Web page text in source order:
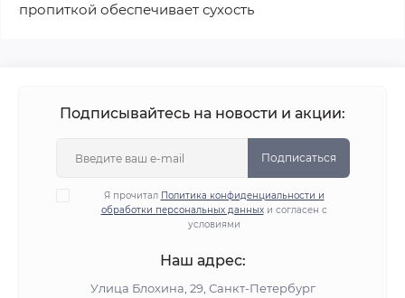
пропиткой обеспечивает сухость
Подписывайтесь на новости и акции:
Подписаться
Я прочитал Политика конфиденциальности и
обработки персональных данныхи согласен с
условиями
Наш адрес:
Улица Блохина, 29, Санкт-Петербург